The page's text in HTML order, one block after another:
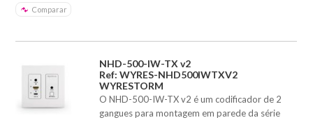
Comparar
NHD-500-IW-TX v2
Ref: WYRES-NHD500IWTXV2
WYRESTORM
O NHD-500-IW-TX v2 é um codificador de 2
gangues para montagem em parede da série